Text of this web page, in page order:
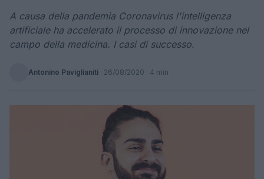
A causa della pandemia Coronavirus l'intelligenza
artificiale ha accelerato il processo di innovazione nel
campo della medicina. I casi di successo.
Antonino Paviglianiti · 26/08/2020 · 4 min